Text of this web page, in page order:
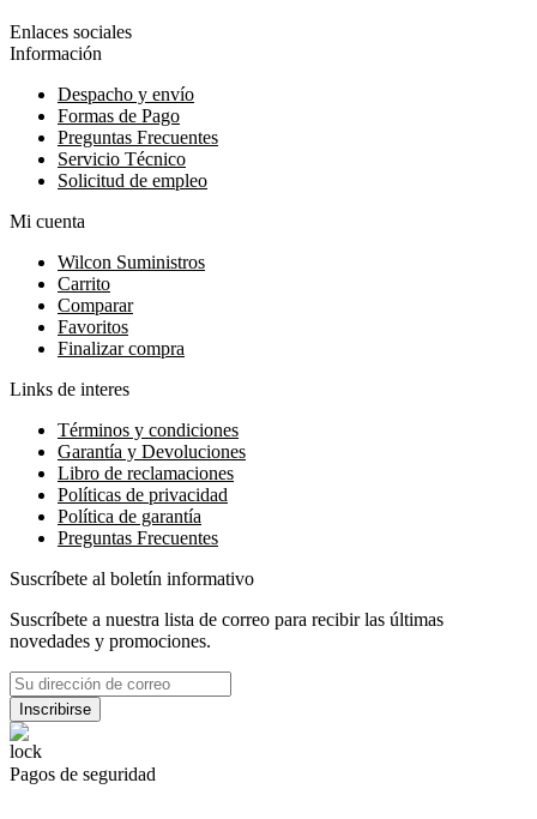
Enlaces sociales
Información
Despacho y envío
Formas de Pago
Preguntas Frecuentes
Servicio Técnico
Solicitud de empleo
Mi cuenta
Wilcon Suministros
Carrito
Comparar
Favoritos
Finalizar compra
Links de interes
Términos y condiciones
Garantía y Devoluciones
Libro de reclamaciones
Políticas de privacidad
Política de garantía
Preguntas Frecuentes
Suscríbete al boletín informativo
Suscríbete a nuestra lista de correo para recibir las últimas
novedades y promociones.
Pagos de seguridad